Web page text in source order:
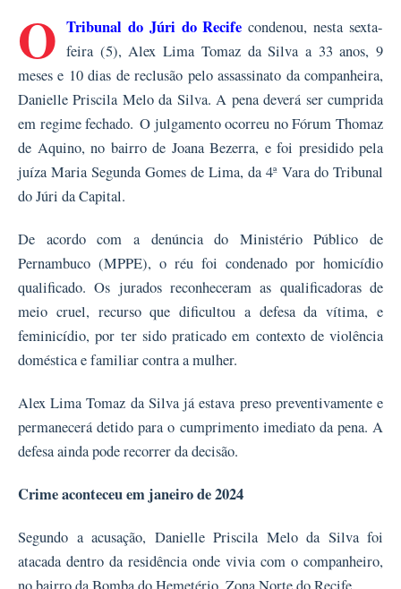
O Tribunal do Júri do Recifecondenou, nesta sexta-
feira (5), Alex Lima Tomaz da Silva a 33 anos, 9
meses e 10 dias de reclusão pelo assassinato da companheira,
Danielle Priscila Melo da Silva. A pena deverá ser cumprida
em regime fechado. O julgamento ocorreu no Fórum Thomaz
de Aquino, no bairro de Joana Bezerra, e foi presidido pela
juíza Maria Segunda Gomes de Lima, da 4ª Vara do Tribunal
do Júri da Capital.
De acordo com a denúncia do Ministério Público de
Pernambuco (MPPE), o réu foi condenado por homicídio
qualificado. Os jurados reconheceram as qualificadoras de
meio cruel, recurso que dificultou a defesa da vítima, e
feminicídio, por ter sido praticado em contexto de violência
doméstica e familiar contra a mulher.
Alex Lima Tomaz da Silva já estava preso preventivamente e
permanecerá detido para o cumprimento imediato da pena. A
defesa ainda pode recorrer da decisão.
Crime aconteceu em janeiro de 2024
Segundo a acusação, Danielle Priscila Melo da Silva foi
atacada dentro da residência onde vivia com o companheiro,